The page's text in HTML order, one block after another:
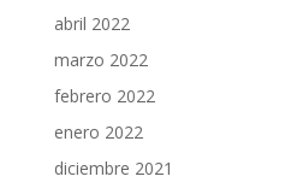
abril 2022
marzo 2022
febrero 2022
enero 2022
diciembre 2021